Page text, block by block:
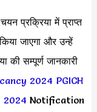
प्रक्रिया में प्राप्त
जाएगा और उन्हें
की सम्पूर्ण जानकारी
2024 PGICH
2024 Notification